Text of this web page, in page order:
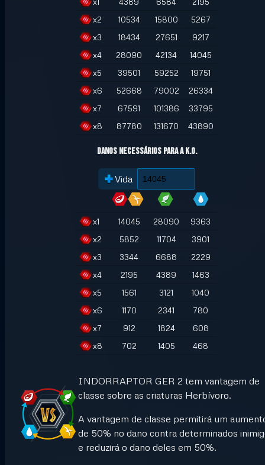
x2 10534 15800
5267
x3 18434 27651
9217
x4 28090 42134
14045
x5 39501 59252
19751
x6 52668 79002
26334
x7 67591 101386
33795
x8 87780 131670 43890
Danos necessários para a K.O.
Vida
x1 14045 28090
9363
x2 5852 11704
3901
x3 3344 6688
2229
x4 2195 4389
1463
x5 1561 3121
1040
x6 1170 2341
780
x7 912 1824
608
x8 702 1405 468
INDORRAPTOR GER 2 tem vantagem de
classe sobre as criaturas Herbívoro.
A vantagem de classe permitirá um
de 50% no dano contra determinados
e reduzirá o dano deles em 50%.